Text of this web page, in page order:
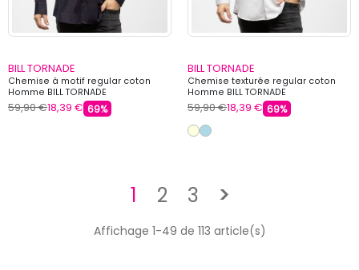
BILL TORNADE
Chemise à motif regular coton
Homme BILL TORNADE
59,90 €18,39 € 69%
BILL TORNADE
Chemise texturée regular coton
Homme BILL TORNADE
59,90 €18,39 € 69%
1 2 3 >Suivant
Affichage 1-49 de 113 article(s)